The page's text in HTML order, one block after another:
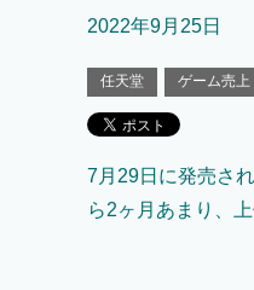
2022年9月25日
任天堂 ゲーム売上
7月29日に発売さ
ら2ヶ月あまり、